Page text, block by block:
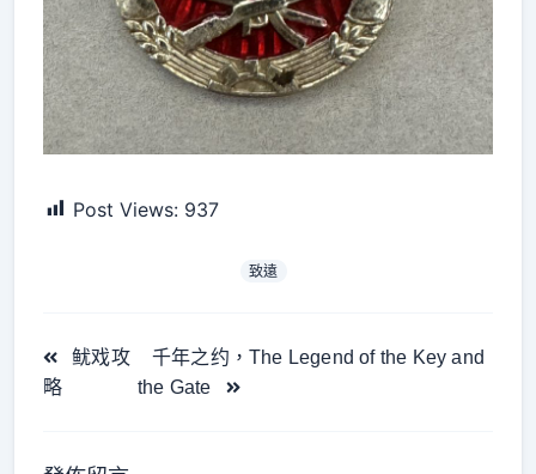
Post Views: 937
致遠
<span
class="nav-
鱿戏攻
略
千年之约，The Legend of the Key and
the Gate